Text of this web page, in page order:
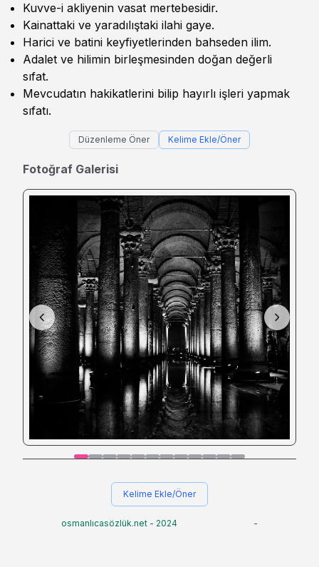
Kuvve-i akliyenin vasat mertebesidir.
Kainattaki ve yaradılıştaki ilahi gaye.
Harici ve batini keyfiyetlerinden bahseden ilim.
Adalet ve hilimin birleşmesinden doğan değerli
sıfat.
Mevcudatın hakikatlerini bilip hayırlı işleri yapmak
sıfatı.
Düzenleme Öner Kelime Ekle/Öner
Fotoğraf Galerisi
Kelime Ekle/Öner
osmanlıcasözlük.net - 2024 -